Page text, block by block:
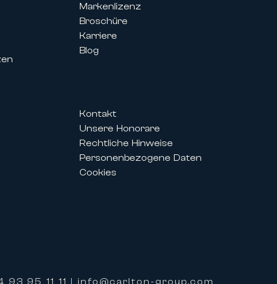
Kongresse und Festivals an,
des Festivals ermöglichen es
perfekt auf ihre Bedürfnisse
Service und einer
bieten.
zudem exklusive
Markenlizenz
Broschüre
Karriere
Blog
Kontakt
Unsere Honorare
Rechtliche Hinweise
Personenbezogene Daten
Cookies